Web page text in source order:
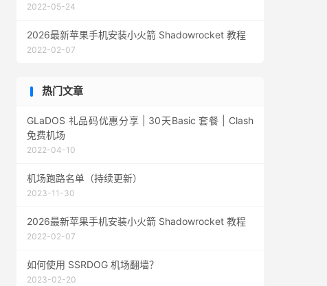
2022-05-24
2026最新苹果手机安装小火箭 Shadowrocket 教程
2022-02-07
热门文章
GLaDOS 礼品码优惠分享 | 30天Basic 套餐 | Clash
免费机场
2022-04-10
机场跑路名单（持续更新）
2023-11-30
2026最新苹果手机安装小火箭 Shadowrocket 教程
2022-02-07
如何使用 SSRDOG 机场翻墙？
2023-02-20